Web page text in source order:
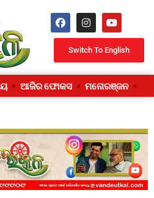
Switch To English
ଆଜିର ଫୋକସ ମନୋରଞ୍ଜନ